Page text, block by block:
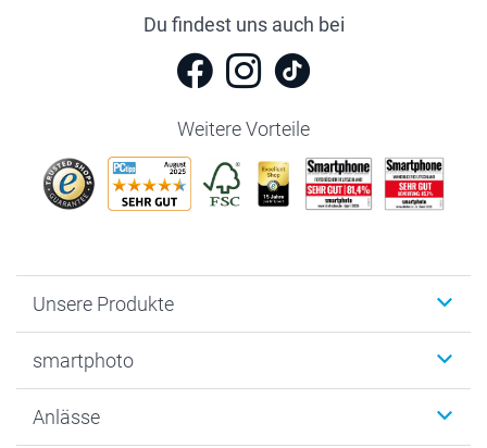
Du findest uns auch bei
Weitere Vorteile
Unsere Produkte
Fotogeschenke
MyNameBook
smartphoto
Warum smartphoto
Anlässe